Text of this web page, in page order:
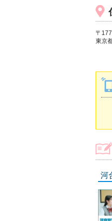
〒
東京
河